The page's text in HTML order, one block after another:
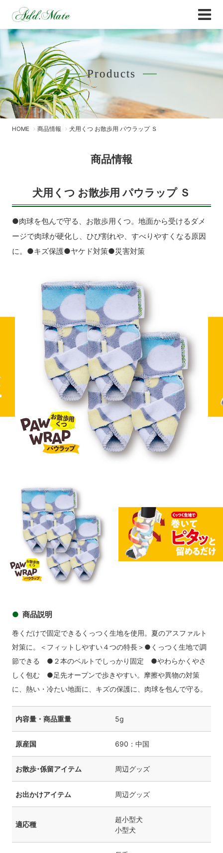
商品情報 - Add.Mate -アド・メイト オフィシ
Products
HOME 商品情報 犬用くつ お散歩用 パウラップ Ｓ
商品情報
犬用くつ お散歩用 パウラップ Ｓ
●肉球を包んで守る、お散歩用くつ。地面から受けるダメ
ージで肉球が硬化し、ひび割れや、すべりやすくなる原因
に。●キズ保護●ヤケド対策●災害対策
商品説明
巻くだけで固定できるくっつく生地を使用。夏のアスファルト
対策に。＜フィットしやすい４つの特長＞●くっつく生地で調
節できる ●２本のベルトでしっかり固定 ●やわらかくやさ
しく包む ●足先オープンで歩きやすい。摩擦や異物の対策
に、熱い・冷たい地面に、キズの保護に、肉球を包んで守る。
内容量・商品重量 5g
原産国 690：中国
お散歩･係留アイテム 周辺グッズ
お出かけアイテム 周辺グッズ
適応種
超小型犬
小型犬